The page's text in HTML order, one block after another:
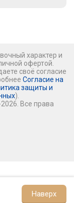
Наверх
характер и
офертой.
своё согласие
Согласие на
защиты и
).
Все права